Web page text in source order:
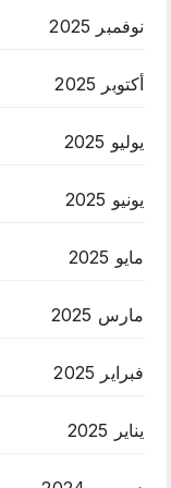
نوفمبر 2025
أكتوبر 2025
يوليو 2025
يونيو 2025
مايو 2025
مارس 2025
فبراير 2025
يناير 2025